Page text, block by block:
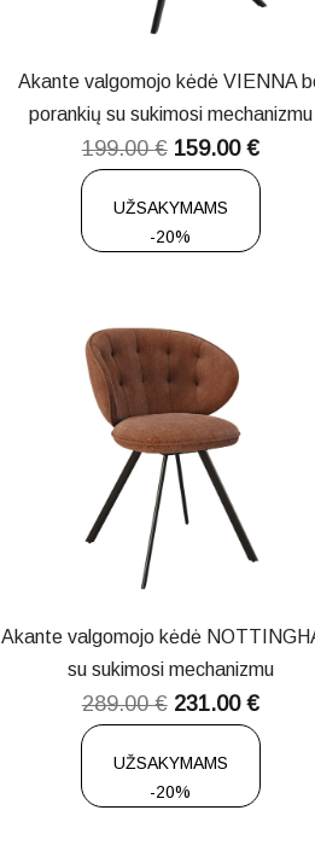
Akante valgomojo kėdė VIENNA
porankių su sukimosi mechanizmu
199.00€ 159.00 €
UŽSAKYMAMS
-20%
Akante valgomojo kėdė
su sukimosi mechanizmu
289.00€ 231.00 €
UŽSAKYMAMS
-20%